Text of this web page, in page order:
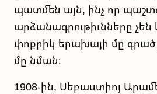
պատմեն այն, ինչ որ
արձանագրութիւնները չեն
փոքրիկ երախայի մը
մը նման։
1908-ին, Սեբաստիոյ